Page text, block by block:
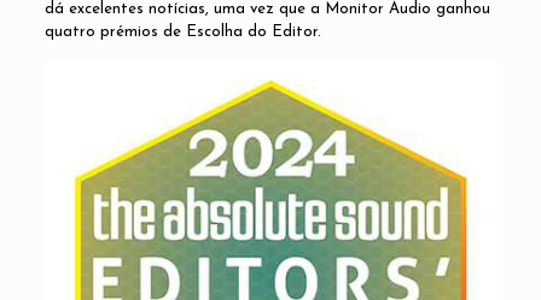
dá excelentes notícias, uma vez que a Monitor Audio ganhou
quatro prémios de Escolha do Editor.